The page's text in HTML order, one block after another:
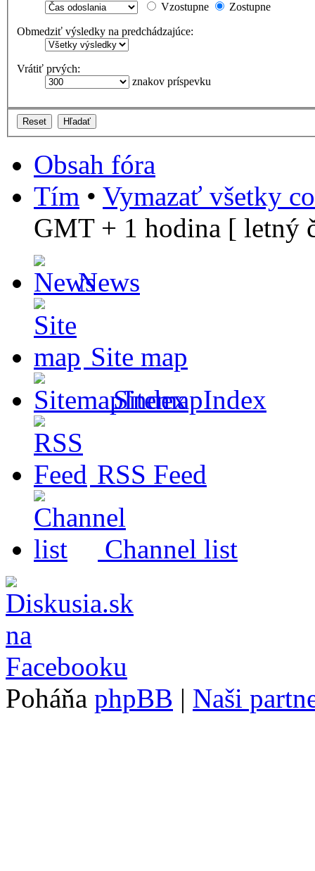
Vzostupne
Zostupne
Obmedziť výsledky na predchádzajúce:
Vrátiť prvých:
znakov príspevku
Obsah fóra
Tím • Vymazať všetky
GMT + 1 hodina [ letný
News
Site map
SitemapIndex
RSS Feed
Channel list
Poháňa phpBB | Naši